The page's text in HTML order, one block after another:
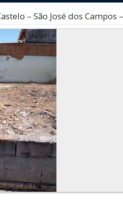
– São José dos Campos